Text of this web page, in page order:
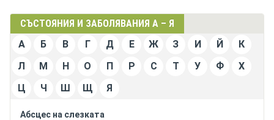
адинамия
адреналин в кръвта повишен
увеличен
аеролимфия
течност)
СЪСТОЯНИЯ И ЗАБОЛЯВАНИЯ А – Я
А
Б В Г Д Е Ж З И Й
К
Л
М Н О П Р С Т У Ф
Х
Ц
Ч Ш Щ Я
Абсцес на слезката